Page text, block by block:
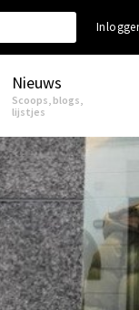
Nieuws
Scoops, blogs,
lijstjes